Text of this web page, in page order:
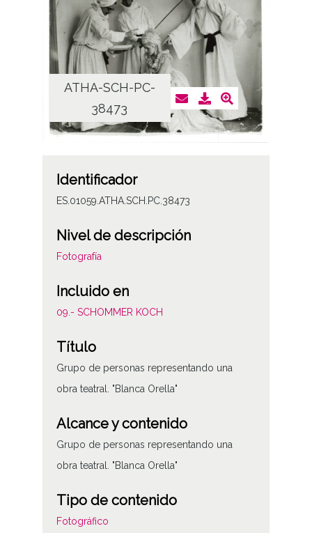
ATHA-SCH-PC-
38473
Identificador
ES.01059.ATHA.SCH.PC.38473
Nivel de descripción
Fotografía
Incluido en
09.- SCHOMMER KOCH
Título
Grupo de personas representando una
obra teatral. "Blanca Orella"
Alcance y contenido
Grupo de personas representando una
obra teatral. "Blanca Orella"
Tipo de contenido
Fotográfico